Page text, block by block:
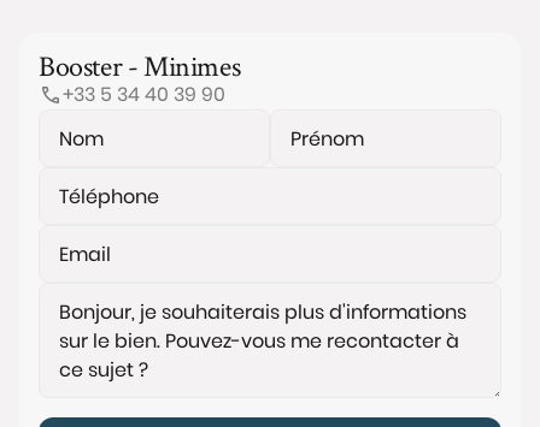
Booster - Minimes
+33 5 34 40 39 90